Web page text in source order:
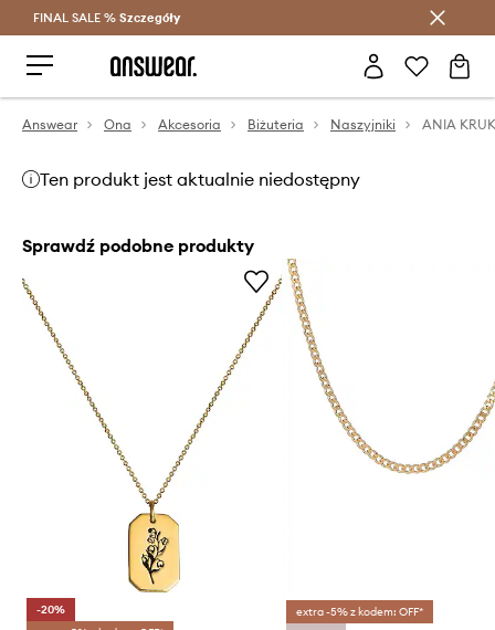
Oszczędzaj z Answear Club >
FINAL SALE % Szczegóły
Answear Ona Akcesoria Biżuteria Naszyjniki ANIA
Ten produkt jest aktualnie niedostępny
Sprawdź podobne produkty
-20%
extra -5% z kodem: OFF*